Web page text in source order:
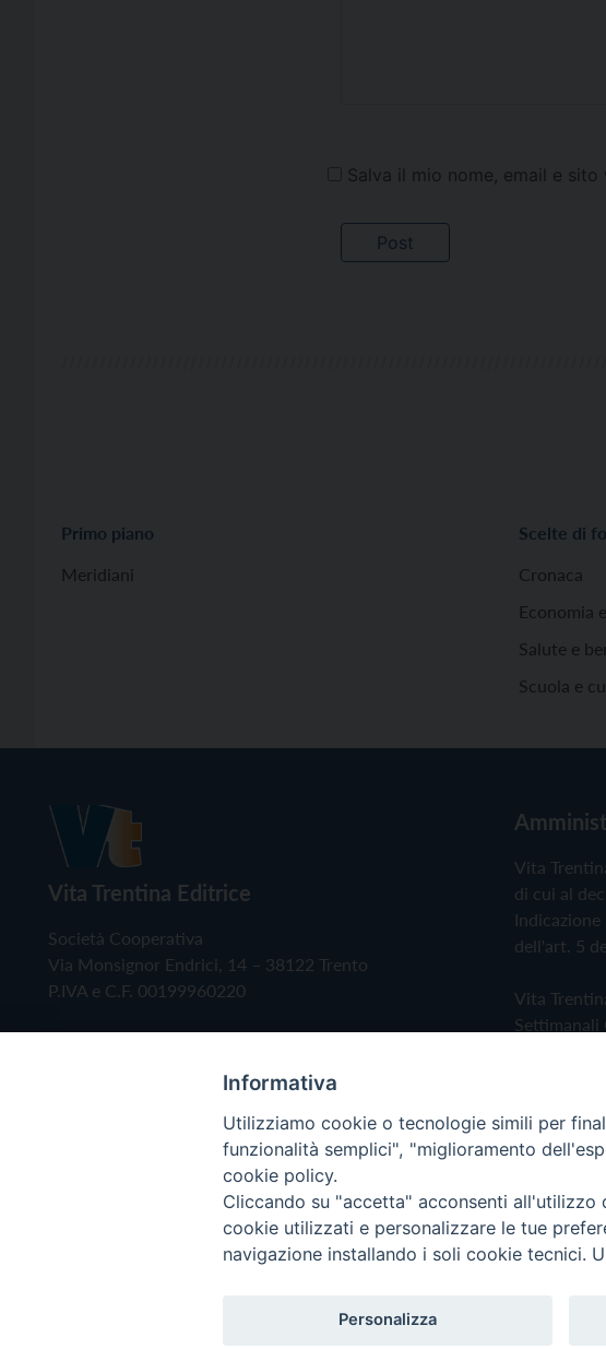
Salva il mio nome, email e
Primo piano
Meridiani
Scelte di
Cronaca
Economia
Salute e
Scuola e
Vita Trentina Editrice
Società Cooperativa
Via Monsignor Endrici, 14 – 38122 Trento
P.IVA e C.F. 00199960220
Vita
di cui al
dell'art. 5
Vita
Privacy
Copyright © 2019 - Tutti i diritti riservati - Vita Trentina
Informativa
Utilizziamo cookie o tecnologie simili per
funzionalità semplici", "miglioramento
cookie policy.
Cliccando su "accetta" acconsenti
cookie utilizzati e personalizzare le tue
navigazione installando i soli cookie tecnici.
Personalizza